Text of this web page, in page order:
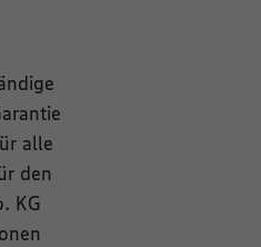
alle
den
KG